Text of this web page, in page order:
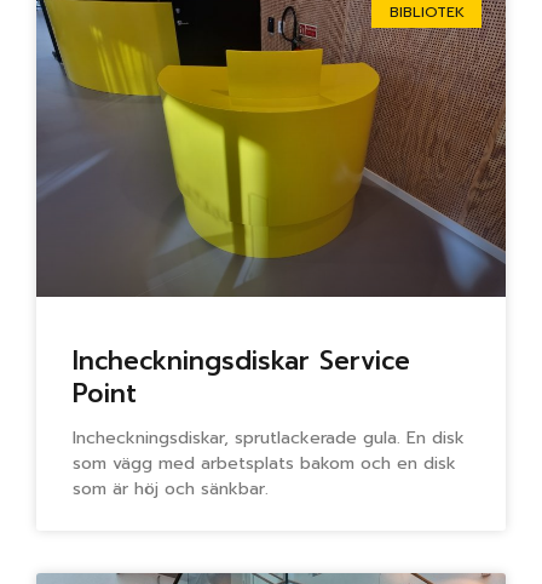
BIBLIOTEK
Incheckningsdiskar Service
Point
Incheckningsdiskar, sprutlackerade gula. En disk
som vägg med arbetsplats bakom och en disk
som är höj och sänkbar.